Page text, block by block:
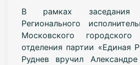
В рамках заседания
Регионального
Московского городского
отделения партии «Единая
Руднев вручил